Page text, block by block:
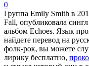
0
Группа Emily Smith в
Fall, опубликовала
альбом Echoes. Язык
найдете перевод на
фолк-рок, вы можете
лирику бесплатно,